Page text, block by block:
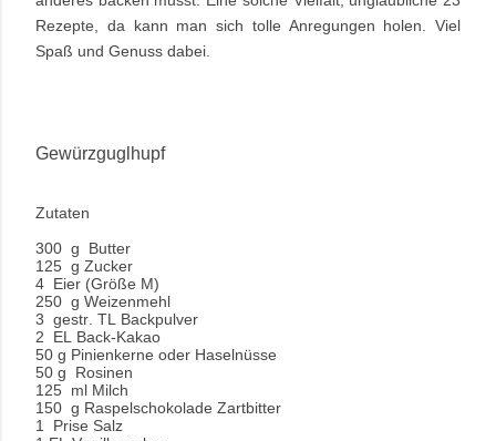
Rezepte, da kann man sich tolle Anregungen holen. Viel
Spaß und Genuss dabei.
Gewürzguglhupf
Zutaten
300 g Butter
125 g Zucker
4 Eier (Größe M)
250 g Weizenmehl
3 gestr. TL Backpulver
2 EL Back-Kakao
50 g Pinienkerne oder Haselnüsse
50 g Rosinen
125 ml Milch
150 g Raspelschokolade Zartbitter
1 Prise Salz